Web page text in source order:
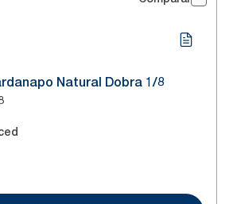
Natural Dobra 1/8